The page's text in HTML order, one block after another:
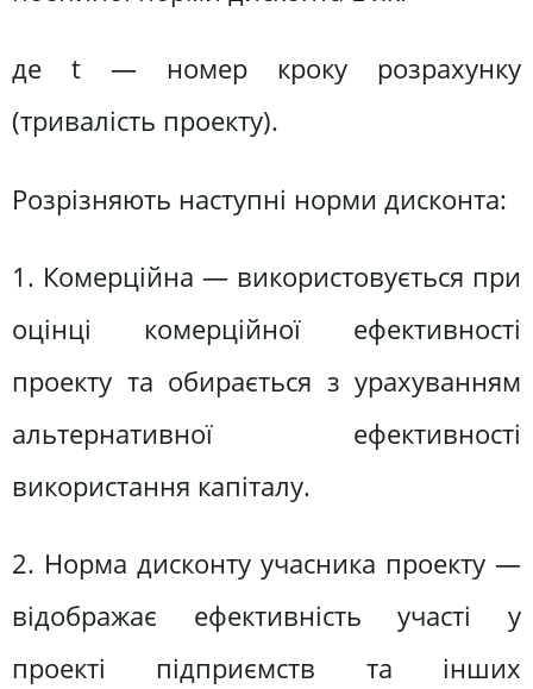
де t — номер кроку розрахунку
(тривалість проекту).
Розрізняють наступні норми дисконта:
1. Комерційна — використовується при
оцінці комерційної ефективності
проекту та обирається з урахуванням
альтернативної ефективності
використання капіталу.
2. Норма дисконту учасника проекту —
відображає ефективність участі у
проекті підприємств та інших